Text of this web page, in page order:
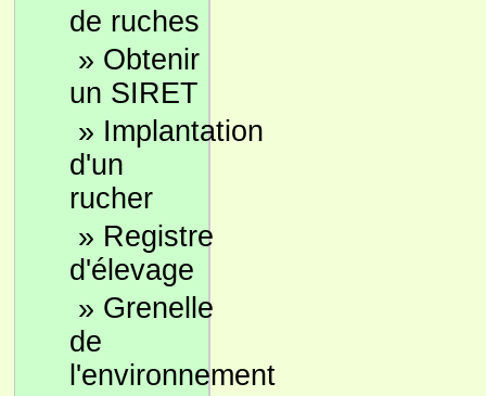
de ruches
» Obtenir
un SIRET
» Implantation
d'un
rucher
» Registre
d'élevage
» Grenelle
de
l'environnement